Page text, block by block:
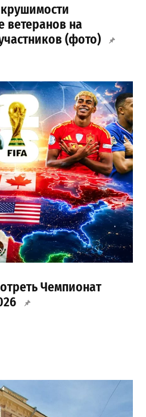
ветеранов на
(фото)
Чемпионат